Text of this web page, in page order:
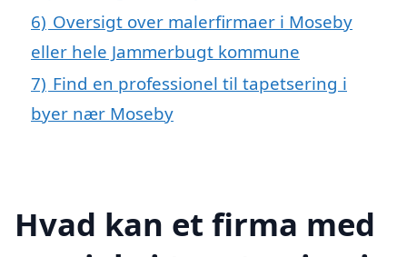
6) Oversigt over malerfirmaer i Moseby
eller hele Jammerbugt kommune
7) Find en professionel til tapetsering i
byer nær Moseby
Hvad kan et firma med